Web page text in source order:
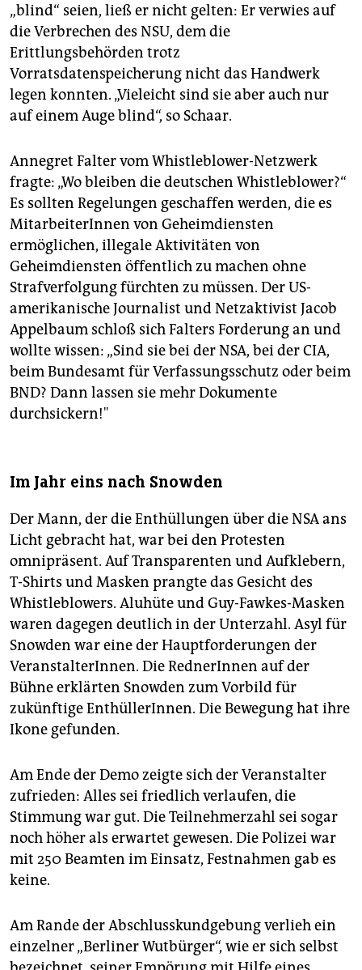
„blind“ seien, ließ er nicht gelten: Er verwies auf
die Verbrechen des NSU, dem die
Erittlungsbehörden trotz
Vorratsdatenspeicherung nicht das Handwerk
legen konnten. „Vieleicht sind sie aber auch nur
auf einem Auge blind“, so Schaar.
Annegret Falter vom Whistleblower-Netzwerk
fragte: „Wo bleiben die deutschen Whistleblower?“
Es sollten Regelungen geschaffen werden, die es
MitarbeiterInnen von Geheimdiensten
ermöglichen, illegale Aktivitäten von
Geheimdiensten öffentlich zu machen ohne
Strafverfolgung fürchten zu müssen. Der US-
amerikanische Journalist und Netzaktivist Jacob
Appelbaum schloß sich Falters Forderung an und
wollte wissen: „Sind sie bei der NSA, bei der CIA,
beim Bundesamt für Verfassungsschutz oder beim
BND? Dann lassen sie mehr Dokumente
durchsickern!"
Im Jahr eins nach Snowden
Der Mann, der die Enthüllungen über die NSA ans
Licht gebracht hat, war bei den Protesten
omnipräsent. Auf Transparenten und Aufklebern,
T-Shirts und Masken prangte das Gesicht des
Whistleblowers. Aluhüte und Guy-Fawkes-Masken
waren dagegen deutlich in der Unterzahl. Asyl für
Snowden war eine der Hauptforderungen der
VeranstalterInnen. Die RednerInnen auf der
Bühne erklärten Snowden zum Vorbild für
zukünftige EnthüllerInnen. Die Bewegung hat ihre
Ikone gefunden.
Am Ende der Demo zeigte sich der Veranstalter
zufrieden: Alles sei friedlich verlaufen, die
Stimmung war gut. Die Teilnehmerzahl sei sogar
noch höher als erwartet gewesen. Die Polizei war
mit 250 Beamten im Einsatz, Festnahmen gab es
keine.
Am Rande der Abschlusskundgebung verlieh ein
einzelner „Berliner Wutbürger“, wie er sich selbst